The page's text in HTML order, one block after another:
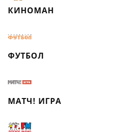
КИНОМАН
ФУТБОЛ
МАТЧ! ИГРА